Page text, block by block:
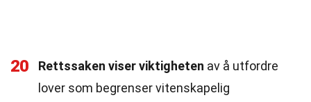
20 Rettssaken viser viktigheten av å utfordre
lover som begrenser vitenskapelig